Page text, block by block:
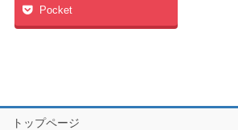
Pocket
トップページ